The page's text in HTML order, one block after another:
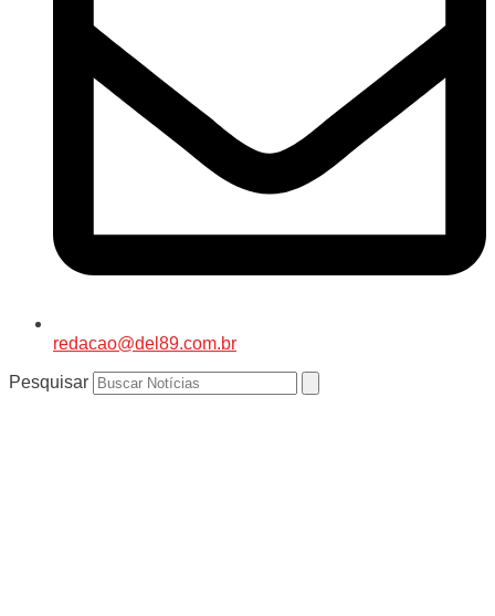
redacao@del89.com.br
Pesquisar